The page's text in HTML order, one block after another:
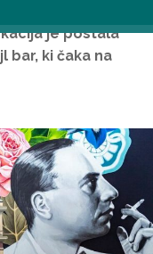
je postala
bar, ki čaka na